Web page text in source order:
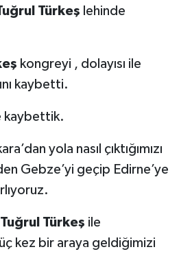
Türkeş lehinde
kongreyi , dolayısı ile
kaybetti.
kaybettik.
yola nasıl çıktığımızı
Gebze’yi geçip Edirne’ye
Tuğrul Türkeş ile
kez bir araya geldiğimizi